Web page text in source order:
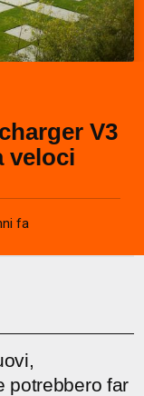
V3
veloci
fa
potrebbero far